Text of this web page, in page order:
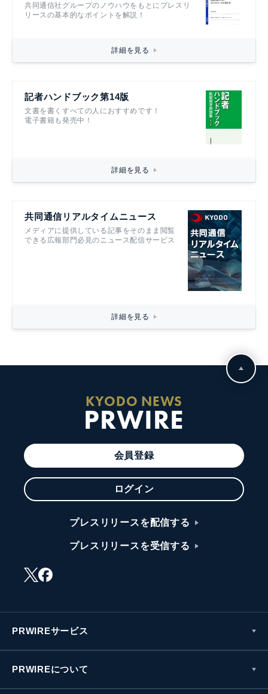
共同通信社グループのノウハウをもとにプレスリ
リースの基本的なポイントを解説！
詳細を見る
記者ハンドブック第14版
文書を書くすべての人におすすめです！
電子書籍も発売中！
詳細を見る
共同通信リアルタイムニュース
メディアに提供している記事をそのまま閲覧
できる広報部門必見のニュース配信サービス
詳細を見る
KYODO NEWS
PRWIRE
会員登録
ログイン
プレスリリースを配信する
プレスリリースを受信する
PRWIREサービス
PRWIREについて